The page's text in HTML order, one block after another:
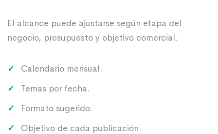
El alcance puede ajustarse según etapa del
negocio, presupuesto y objetivo comercial.
Calendario mensual.
Temas por fecha.
Formato sugerido.
Objetivo de cada publicación.